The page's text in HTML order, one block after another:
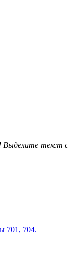
текст с
701, 704.